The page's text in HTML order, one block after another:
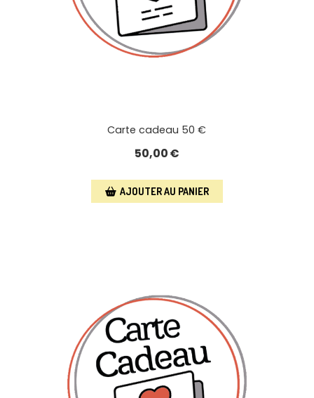
Carte cadeau 50 €
50,00€
AJOUTER AU PANIER